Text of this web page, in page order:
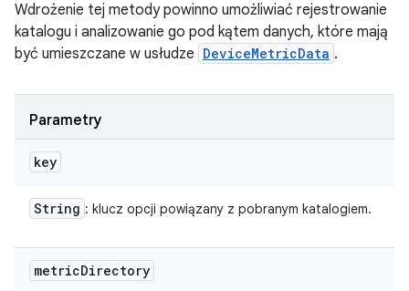
Wdrożenie tej metody powinno umożliwiać rejestrowanie
katalogu i analizowanie go pod kątem danych, które mają
być umieszczane w usłudze DeviceMetricData .
Parametry
key
String : klucz opcji powiązany z pobranym katalogiem.
metricDirectory